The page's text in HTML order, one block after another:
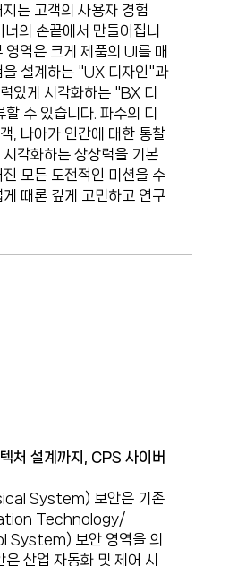
는 고객의 사용자 경험
의 손끝에서 만들어집니
영역은 크게 제품의 UI를 매
을 설계하는 "UX 디자인"과
있게 시각화하는 "BX 디
수 있습니다. 파수의 디
, 나아가 인간에 대한 통찰
각화하는 상상력을 기본
모든 도전적인 미션을 수
때론 깊게 고민하고 연구
처 설계까지, CPS 사이버
System) 보안은 기존
Technology/
보안 영역을 의
산업 자동화 및 제어 시